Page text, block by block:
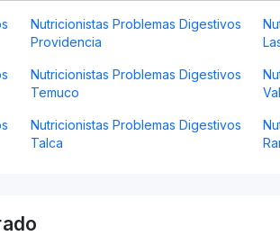
Nutricionistas Problemas Digestivos
Providencia
Nutricionistas Problemas Digestivos
Temuco
Nutricionistas Problemas Digestivos
Talca